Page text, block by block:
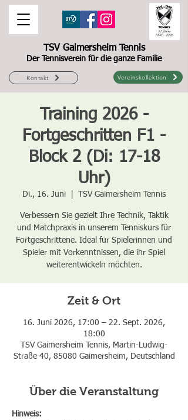
TSV Gaimersheim Tennis
Der Tennisverein für die ganze Familie
Vereinskollektion
Kontakt
Training 2026 -
Fortgeschritten F1 -
Block 2 (Di: 17-18
Uhr)
Di., 16. Juni TSV Gaimersheim Tennis
Verbessern Sie gezielt Ihre Technik, Taktik
und Matchpraxis in unserem Tenniskurs für
Fortgeschrittene. Ideal für Spielerinnen und
Spieler mit Vorkenntnissen, die ihr Spiel
weiterentwickeln möchten.
Zeit & Ort
16. Juni 2026, 17:00 – 22. Sept. 2026,
18:00
TSV Gaimersheim Tennis, Martin-Ludwig-
Straße 40, 85080 Gaimersheim, Deutschland
Über die Veranstaltung
Hinweis: